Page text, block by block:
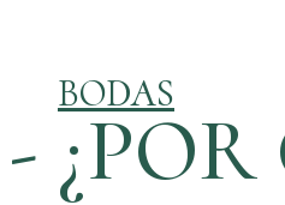
BODAS
-